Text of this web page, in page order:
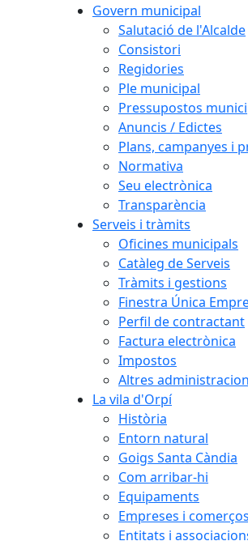
Govern municipal
Salutació de l'Alcalde
Consistori
Regidories
Ple municipal
Pressupostos
Anuncis / Edictes
Plans, campanyes i
Normativa
Seu electrònica
Transparència
Serveis i tràmits
Oficines municipals
Catàleg de Serveis
Tràmits i gestions
Finestra Única
Perfil de contractant
Factura electrònica
Impostos
Altres
La vila d'Orpí
Història
Entorn natural
Goigs Santa Càndia
Com arribar-hi
Equipaments
Empreses i comerços
Entitats i